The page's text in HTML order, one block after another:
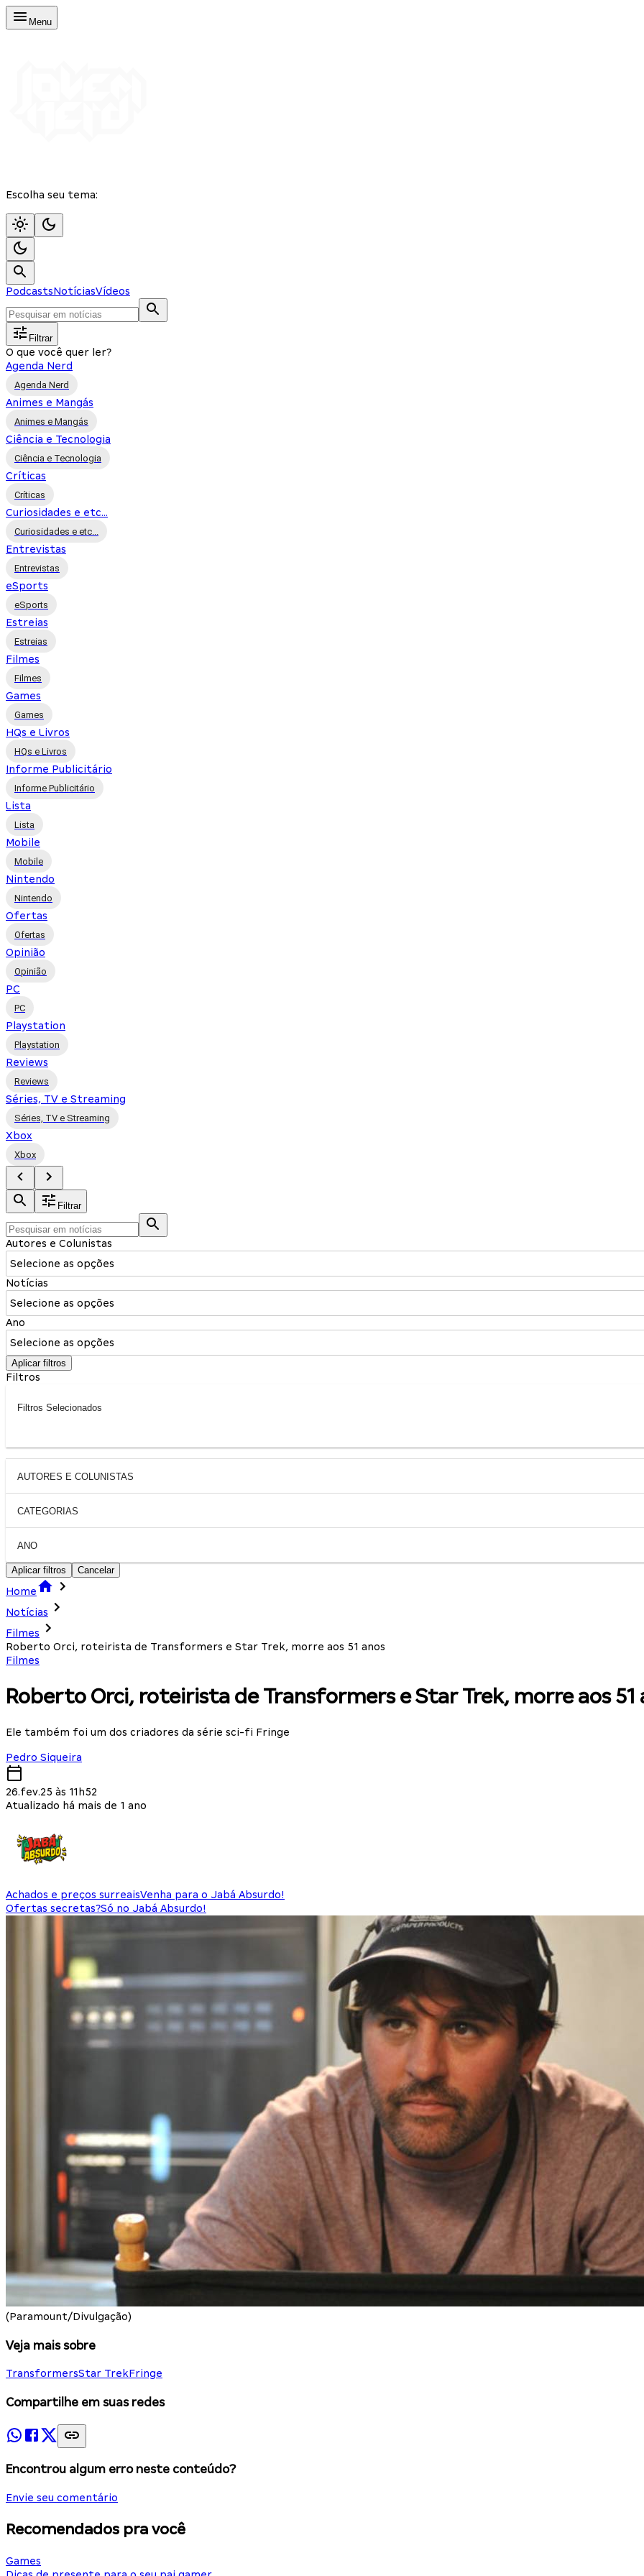
Menu
Escolha seu tema:
PodcastsNotíciasVídeos
Filtrar
O que você quer ler?
Agenda Nerd
Agenda Nerd
Animes e Mangás
Animes e Mangás
Ciência e Tecnologia
Ciência e Tecnologia
Críticas
Críticas
Curiosidades e etc...
Curiosidades e etc...
Entrevistas
Entrevistas
eSports
eSports
Estreias
Estreias
Filmes
Filmes
Games
Games
HQs e Livros
HQs e Livros
Informe Publicitário
Informe Publicitário
Lista
Lista
Mobile
Mobile
Nintendo
Nintendo
Ofertas
Ofertas
Opinião
Opinião
PC
PC
Playstation
Playstation
Reviews
Reviews
Séries, TV e Streaming
Séries, TV e Streaming
Xbox
Xbox
Filtrar
Autores e Colunistas
Selecione as opções
Notícias
Selecione as opções
Ano
Selecione as opções
Aplicar filtros
Filtros
Filtros Selecionados
AUTORES E COLUNISTAS
CATEGORIAS
ANO
Aplicar filtros Cancelar
Home
Notícias
Filmes
Roberto Orci, roteirista de Transformers e Star Trek, morre aos 51 anos
Filmes
Roberto Orci, roteirista de Transformers e Star Trek, morre aos 51
Ele também foi um dos criadores da série sci-fi Fringe
Pedro Siqueira
26.fev.25 às 11h52
Atualizado há mais de 1 ano
Achados e preços surreaisVenha para o Jabá Absurdo!
Ofertas secretas?Só no Jabá Absurdo!
(Paramount/Divulgação)
Veja mais sobre
TransformersStar TrekFringe
Compartilhe em suas redes
Encontrou algum erro neste conteúdo?
Envie seu comentário
Recomendados pra você
Games